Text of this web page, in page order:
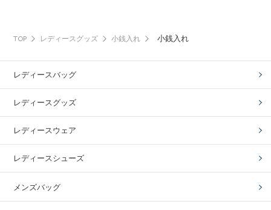
TOP レディースグッズ 小銭入れ 小銭入れ
レディースバッグ
レディースグッズ
レディースウェア
レディースシューズ
メンズバッグ